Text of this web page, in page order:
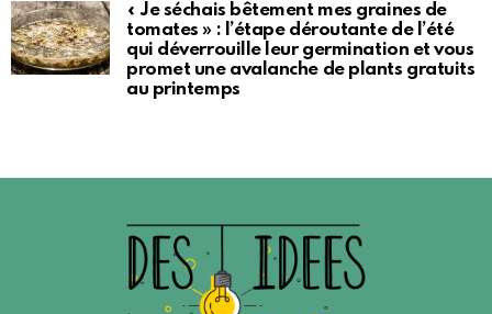
« Je séchais bêtement mes graines de
tomates » : l’étape déroutante de l’été
qui déverrouille leur germination et vous
promet une avalanche de plants gratuits
au printemps